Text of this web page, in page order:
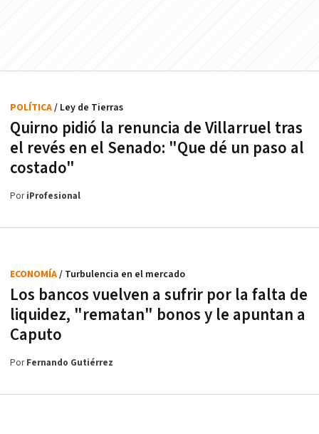
Quirno pidió la renuncia de Villarruel tras
el revés en el Senado: "Que dé un paso al
costado"
POLÍTICA/ Ley de Tierras
PoriProfesional
Los bancos vuelven a sufrir por la falta de
liquidez, "rematan" bonos y le apuntan a
Caputo
ECONOMÍA/ Turbulencia en el mercado
PorFernando Gutiérrez